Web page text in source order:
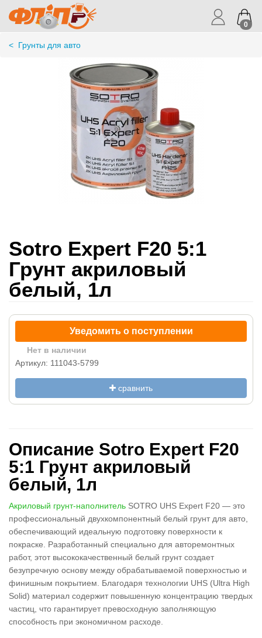
0
< Грунты для авто
Sotro Expert F20 5:1
Грунт акриловый
белый, 1л
Уведомить о поступлении
Нет в наличии
Артикул: 111043-5799
сравнить
Описание Sotro Expert F20
5:1 Грунт акриловый
белый, 1л
Акриловый грунт-наполнитель SOTRO UHS Expert F20 — это
профессиональный двухкомпонентный белый грунт для авто,
обеспечивающий идеальную подготовку поверхности к
покраске. Разработанный специально для авторемонтных
работ, этот высококачественный белый грунт создает
безупречную основу между обрабатываемой поверхностью и
финишным покрытием. Благодаря технологии UHS (Ultra High
Solid) материал содержит повышенную концентрацию твердых
частиц, что гарантирует превосходную заполняющую
способность при экономичном расходе.